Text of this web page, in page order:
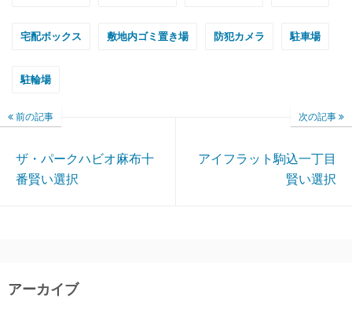
宅配ボックス 敷地内ゴミ置き場 防犯カメラ 駐車場
駐輪場
前の記事
ザ・パークハビオ麻布十
番賢い選択
次の記事
アイフラット駒込一丁目
賢い選択
アーカイブ